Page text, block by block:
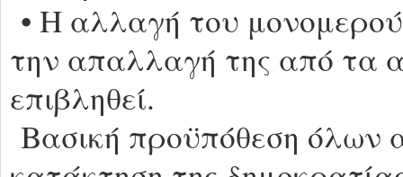
• Η αλλαγή του
την απαλλαγή της από τα
επιβληθεί.
Βασική προϋπόθεση όλων